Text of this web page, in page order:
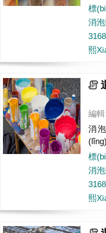
變
過
標
消
熙
編
消
色
泡
劑
決
消
標
消
熙